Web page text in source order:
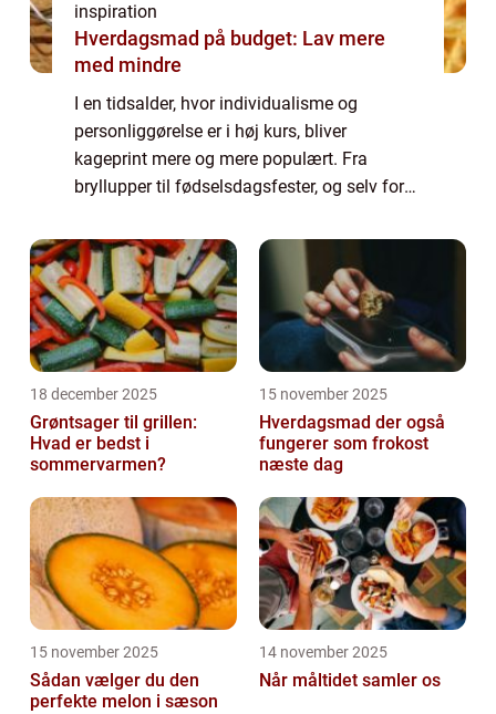
inspiration
Hverdagsmad på budget: Lav mere
med mindre
I en tidsalder, hvor individualisme og
personliggørelse er i høj kurs, bliver
kageprint mere og mere populært. Fra
bryllupper til fødselsdagsfester, og selv for
kageprint en unik må...
18 december 2025
Grøntsager til grillen:
Hvad er bedst i
sommervarmen?
15 november 2025
Hverdagsmad der også
fungerer som frokost
næste dag
15 november 2025
Sådan vælger du den
perfekte melon i sæson
14 november 2025
Når måltidet samler os